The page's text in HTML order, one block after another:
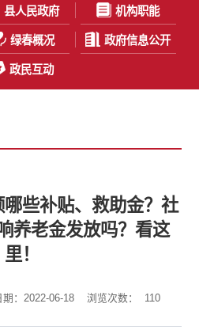
县人民政府 机构职能
绿春概况 政府信息公开
政民互动
些补贴、救助金？社
养老金发放吗？看这
里！
期：2022-06-18 浏览次数： 110